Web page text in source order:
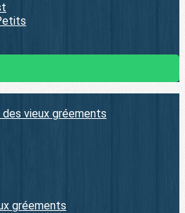
vieux gréements
gréements